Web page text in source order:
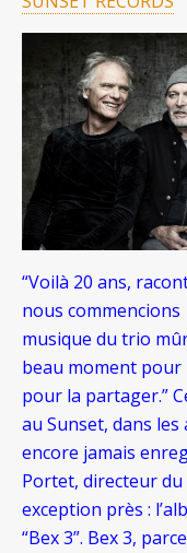
“Voilà 20 ans,
nous
musique du trio
beau moment pour
pour la partager.”
au Sunset, dans les
encore jamais
Portet, directeur
exception près :
“Bex 3”. Bex 3,